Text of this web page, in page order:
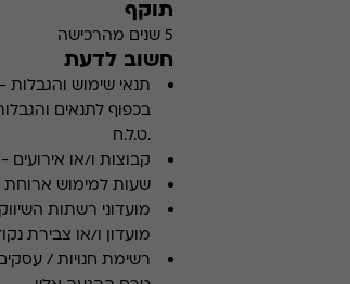
תוקף
5 שנים מהרכישה
חשוב לדעת
תנאי שימוש והגבלות -
.ט.ל.ח
קבוצות ו/או אירועים -
שעות למימוש ארוחת
מועדוני רשתות השיווק
מועדון ו/או צבירת
רשימת חנויות / עסקים